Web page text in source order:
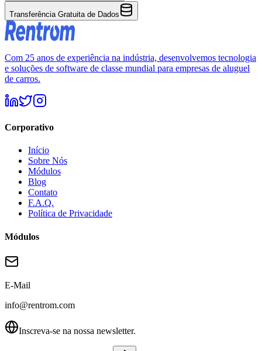
Transferência Gratuita de Dados
Com 25 anos de experiência na indústria, desenvolvemos tecnologia
e soluções de software de classe mundial para empresas de aluguel
de carros.
Corporativo
Início
Sobre Nós
Módulos
Blog
Contato
F.A.Q.
Política de Privacidade
Módulos
E-Mail
info@rentrom.com
Inscreva-se na nossa newsletter.